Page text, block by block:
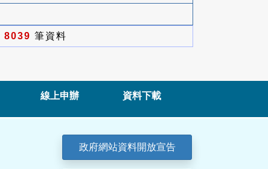
8039 筆資料
線上申辦 資料下載
政府網站資料開放宣告